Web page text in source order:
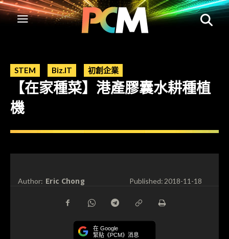
STEM Biz.IT 初創企業
【在家種菜】港產膠囊水耕種植
機
Author: Eric Chong Published:2018-11-18
在 Google
緊貼《PCM》消息